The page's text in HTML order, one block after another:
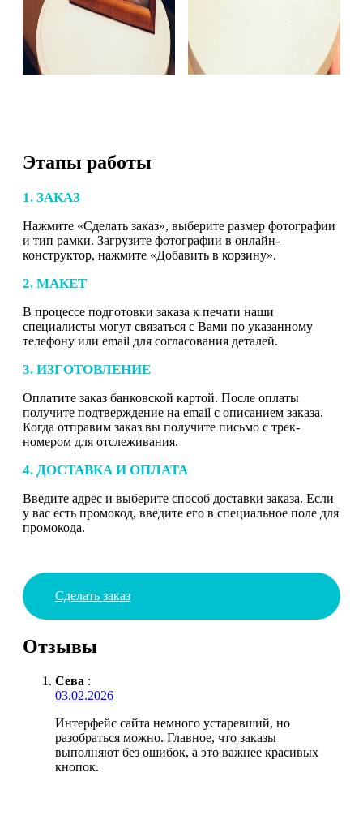
Этапы работы
1. ЗАКАЗ
Нажмите «Сделать заказ», выберите размер фотографии
и тип рамки. Загрузите фотографии в онлайн-
конструктор, нажмите «Добавить в корзину».
2. МАКЕТ
В процессе подготовки заказа к печати наши
специалисты могут связаться с Вами по указанному
телефону или email для согласования деталей.
3. ИЗГОТОВЛЕНИЕ
Оплатите заказ банковской картой. После оплаты
получите подтверждение на email с описанием заказа.
Когда отправим заказ вы получите письмо с трек-
номером для отслеживания.
4. ДОСТАВКА И ОПЛАТА
Введите адрес и выберите способ доставки заказа. Если
у вас есть промокод, введите его в специальное поле для
промокода.
Сделать заказ
Отзывы
Сева :
03.02.2026
Интерфейс сайта немного устаревший, но
разобраться можно. Главное, что заказы
выполняют без ошибок, а это важнее красивых
кнопок.